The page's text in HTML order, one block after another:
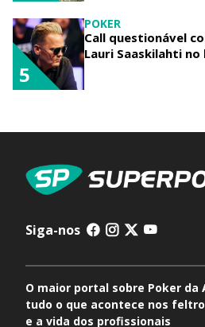
POKER
Call questionável
Lauri Saaskilahti no
5
Siga-nos
O maior portal sobre Poker da
tudo o que acontece nos
e a vida dos profissionais